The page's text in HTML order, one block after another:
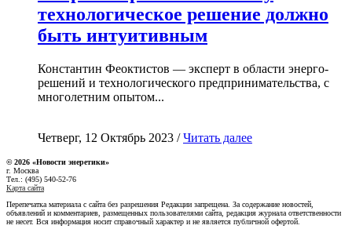
технологическое решение должно
быть интуитивным
Константин Феоктистов — эксперт в области энерго-
решений и технологического предпринимательства, с
многолетним опытом...
Четверг, 12 Октябрь 2023 /Читать далее
© 2026 «Новости энеретики»
г. Москва
Тел.: (495) 540-52-76
Карта сайта
Перепечатка материала с сайта без разрешения Редакции запрещена. За содержание новостей,
объявлений и комментариев, размещенных пользователями сайта, редакция журнала ответственности
не несет. Вся информация носит справочный характер и не является публичной офертой.